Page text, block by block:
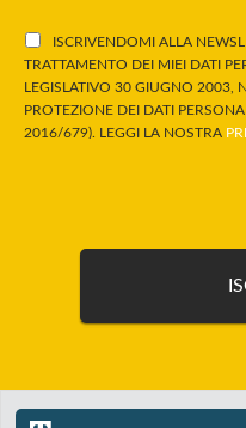
ISCRIVENDOMI ALLA
TRATTAMENTO DEI MIEI DATI
LEGISLATIVO 30 GIUGNO 2003,
PROTEZIONE DEI DATI
2016/679). LEGGI LA NOSTRA